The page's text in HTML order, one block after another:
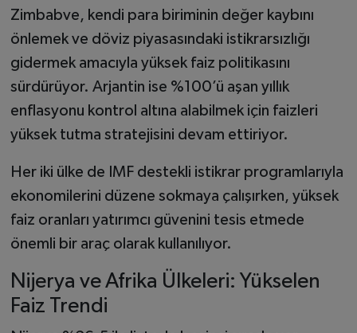
Zimbabve, kendi para biriminin değer kaybını
önlemek ve döviz piyasasındaki istikrarsızlığı
gidermek amacıyla yüksek faiz politikasını
sürdürüyor. Arjantin ise %100’ü aşan yıllık
enflasyonu kontrol altına alabilmek için faizleri
yüksek tutma stratejisini devam ettiriyor.
Her iki ülke de IMF destekli istikrar programlarıyla
ekonomilerini düzene sokmaya çalışırken, yüksek
faiz oranları yatırımcı güvenini tesis etmede
önemli bir araç olarak kullanılıyor.
Nijerya ve Afrika Ülkeleri: Yükselen
Faiz Trendi